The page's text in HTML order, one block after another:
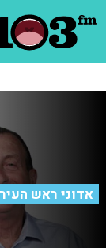
אדוני ראש העיר